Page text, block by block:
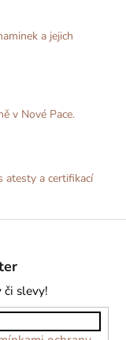
a jejich
v Nové Pace.
atesty a certifikací
či slevy!